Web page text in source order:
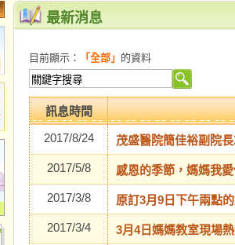
最新消息
目前顯示： 「全部」 的資料
訊息時間
2017/8/24
茂盛醫院簡佳裕副院
2017/5/8 感恩的季節，媽媽我
2017/3/8 原訂3月9日下午兩點
2017/3/4 3月4日媽媽教室現場